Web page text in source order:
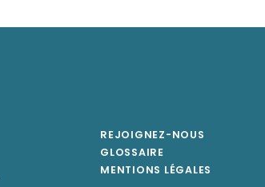
REJOIGNEZ-NOUS
GLOSSAIRE
MENTIONS LÉGALES